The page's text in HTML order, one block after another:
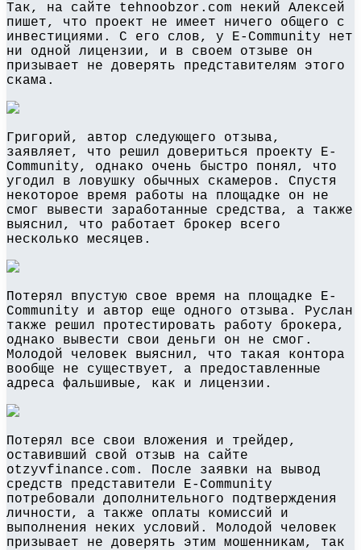
Так, на сайте tehnoobzor.com некий Алексей
пишет, что проект не имеет ничего общего с
инвестициями. С его слов, у E-Community нет
ни одной лицензии, и в своем отзыве он
призывает не доверять представителям этого
скама.
Григорий, автор следующего отзыва,
заявляет, что решил довериться проекту E-
Community, однако очень быстро понял, что
угодил в ловушку обычных скамеров. Спустя
некоторое время работы на площадке он не
смог вывести заработанные средства, а также
выяснил, что работает брокер всего
несколько месяцев.
Потерял впустую свое время на площадке E-
Community и автор еще одного отзыва. Руслан
также решил протестировать работу брокера,
однако вывести свои деньги он не смог.
Молодой человек выяснил, что такая контора
вообще не существует, а предоставленные
адреса фальшивые, как и лицензии.
Потерял все свои вложения и трейдер,
оставивший свой отзыв на сайте
otzyvfinance.com. После заявки на вывод
средств представители E-Community
потребовали дополнительного подтверждения
личности, а также оплаты комиссий и
выполнения неких условий. Молодой человек
призывает не доверять этим мошенникам, так